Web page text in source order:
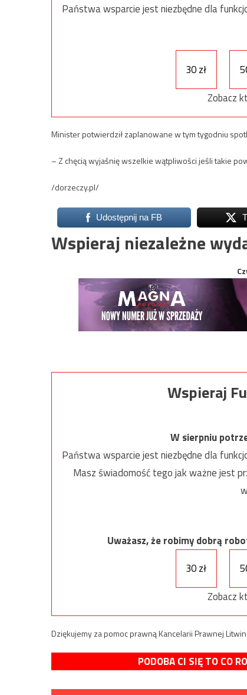
Państwa wsparcie jest niezbędne dla
30 zł
Zobacz
Minister potwierdził zaplanowane w tym tygodniu
– Z chęcią wyjaśnię wszelkie wątpliwości jeśli takie
/dorzeczy.pl/
Udostępnij na FB
Wspieraj niezależne
Wspieraj
W sierpniu
Państwa wsparcie jest niezbędne dla
Masz świadomość tego jak ważne jest
Uważasz, że robimy dobrą
30 zł
Zobacz
Dziękujemy za pomoc prawną Kancelarii Prawnej Litwin:
PODOBA CI SIĘ TO CO